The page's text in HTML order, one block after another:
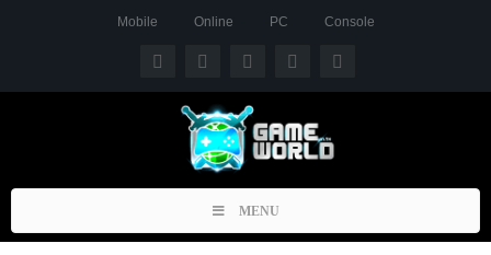
Mobile Online PC Console
Toggle
navigation
MENU